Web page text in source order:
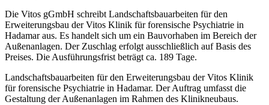
Die Vitos gGmbH schreibt Landschaftsbauarbeiten für den
Erweiterungsbau der Vitos Klinik für forensische Psychiatrie in
Hadamar aus. Es handelt sich um ein Bauvorhaben im Bereich der
Außenanlagen. Der Zuschlag erfolgt ausschließlich auf Basis des
Preises. Die Ausführungsfrist beträgt ca. 189 Tage.
Landschaftsbauarbeiten für den Erweiterungsbau der Vitos Klinik
für forensische Psychiatrie in Hadamar. Der Auftrag umfasst die
Gestaltung der Außenanlagen im Rahmen des Klinikneubaus.